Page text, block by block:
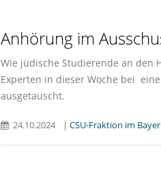
Anhörung im
Wie jüdische Studierende an den
Experten in dieser Woche bei
ausgetauscht.
24.10.2024 | CSU-Fraktion im